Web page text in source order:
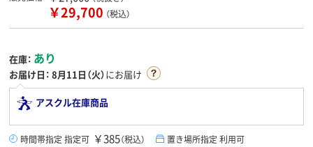
￥29,700 （税込）
在庫： あり
お届け日： 8月11日（火）にお届け
アスクル在庫商品
時間帯指定 指定可 ￥385（税込） 置き場所指定 利用可